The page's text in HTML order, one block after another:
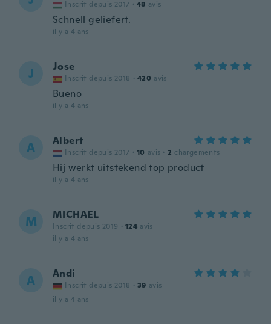
Inscrit depuis 2017 · 48 avis
Schnell geliefert.
il y a 4 ans
J Jose
Inscrit depuis 2018 · 420 avis
Bueno
il y a 4 ans
A Albert
Inscrit depuis 2017 · 10 avis · 2 chargements
Hij werkt uitstekend top product
il y a 4 ans
M MICHAEL
Inscrit depuis 2019 · 124 avis
il y a 4 ans
A Andi
Inscrit depuis 2018 · 39 avis
il y a 4 ans